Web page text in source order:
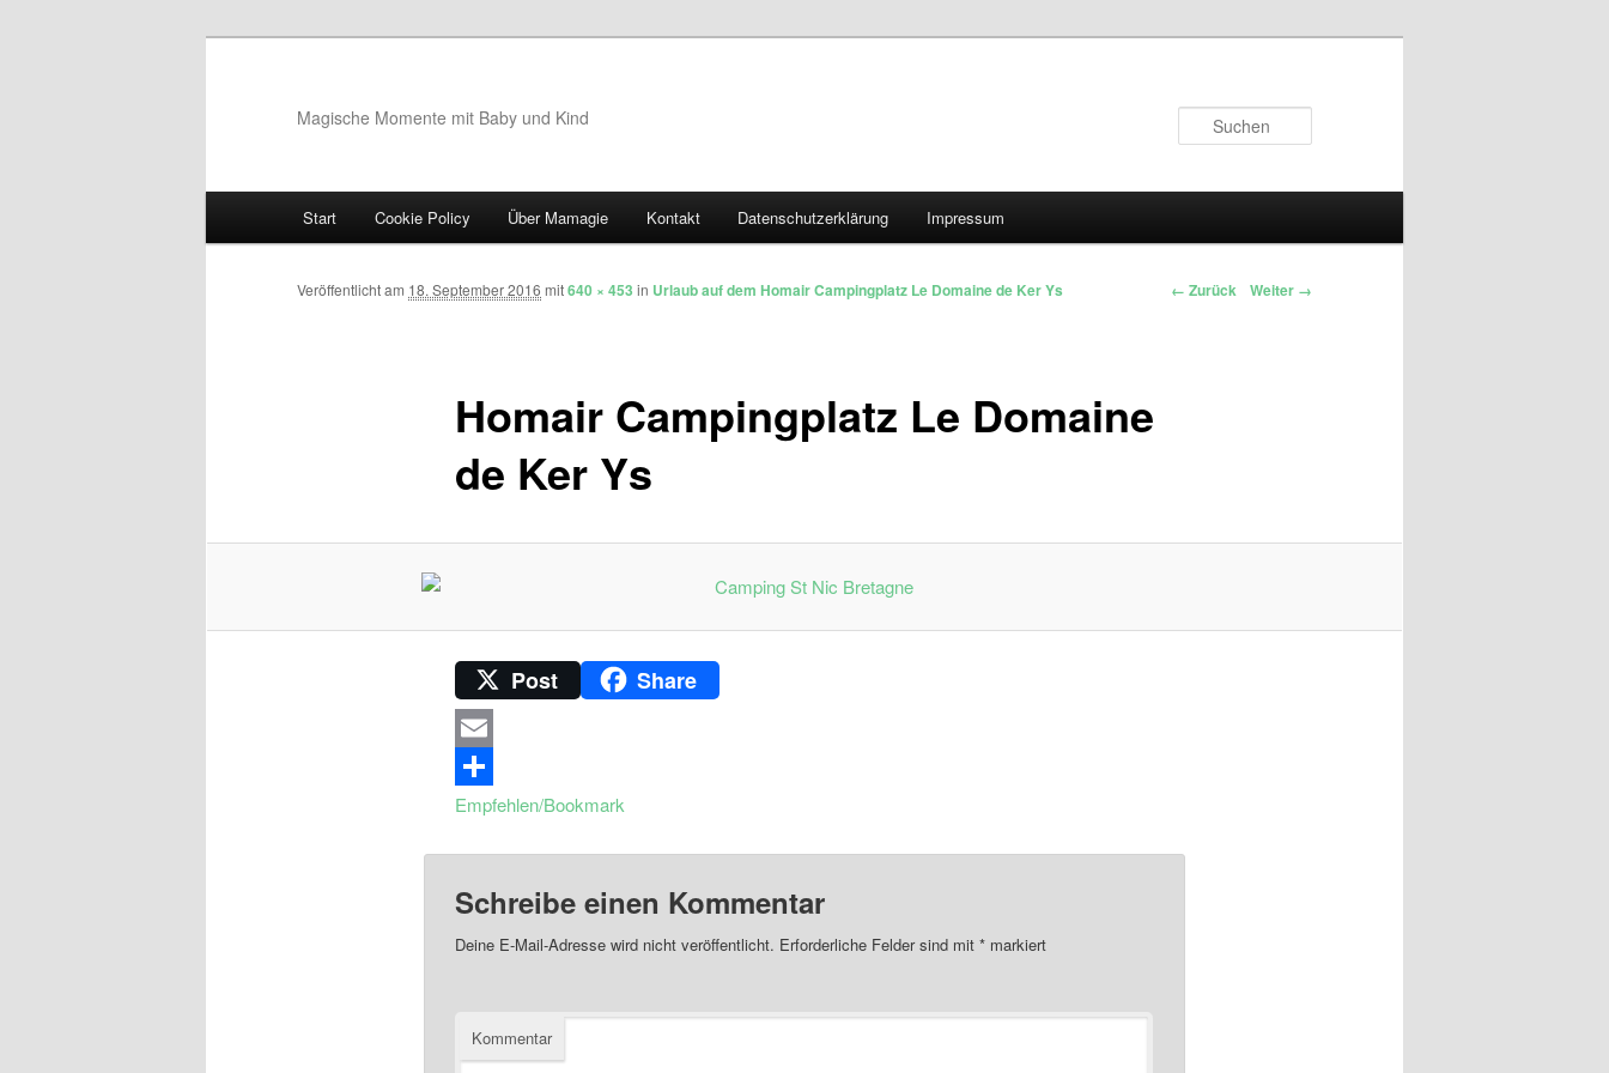
Magische Momente mit Baby und Kind
Zum Inhalt wechseln
Zum sekundären Inhalt wechseln
Start Cookie Policy Über Mamagie Kontakt Datenschutzerklärung Impressum
Bilder-Navigation ← Zurück Weiter →
Homair Campingplatz Le Domaine
de Ker Ys
Veröffentlicht am 18. September 2016 mit640 × 453 in Urlaub auf dem Homair Campingplatz Le Domaine de Ker Ys
Post Share
Email
Empfehlen/Bookmark
Schreibe einen Kommentar
Deine E-Mail-Adresse wird nicht veröffentlicht. Erforderliche Felder sind mit *markiert
Kommentar